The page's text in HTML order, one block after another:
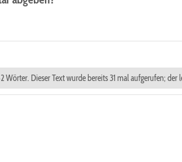
Dieser Text wurde bereits 31 mal aufgerufen;